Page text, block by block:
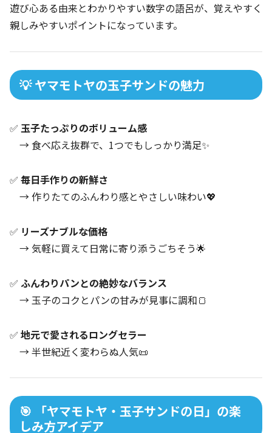
遊び心ある由来とわかりやすい数字の語呂が、覚えやすく
親しみやすいポイントになっています。
💡 ヤマモトヤの玉子サンドの魅力
✅ 玉子たっぷりのボリューム感
→ 食べ応え抜群で、1つでもしっかり満足✨
✅ 毎日手作りの新鮮さ
→ 作りたてのふんわり感とやさしい味わい💖
✅ リーズナブルな価格
→ 気軽に買えて日常に寄り添うごちそう🌟
✅ ふんわりパンとの絶妙なバランス
→ 玉子のコクとパンの甘みが見事に調和🍞
✅ 地元で愛されるロングセラー
→ 半世紀近く変わらぬ人気📜
🎯 「ヤマモトヤ・玉子サンドの日」の楽
しみ方アイデア